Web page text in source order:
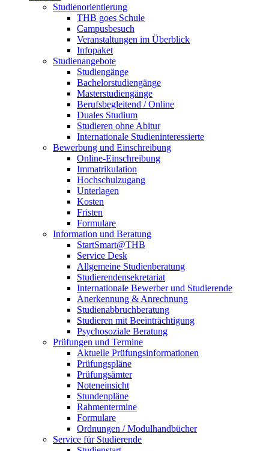
Studienorientierung
THB goes Schule
Campusbesuch
Veranstaltungen im Überblick
Infopaket
Studienangebote
Studiengänge
Bachelorstudiengänge
Masterstudiengänge
Berufsbegleitend / Online
Duales Studium
Studieren ohne Abitur
Internationale Studieninteressierte
Bewerbung und Einschreibung
Online-Einschreibung
Immatrikulation
Hochschulzugang
Unterlagen
Kosten
Fristen
Formulare
Information und Beratung
StartSmart@THB
Service Desk
Allgemeine Studienberatung
Studierendensekretariat
Internationale Bewerber und Studierende
Anerkennung & Anrechnung
Studienabbruchberatung
Studieren mit Beeinträchtigung
Psychosoziale Beratung
Prüfungen und Termine
Aktuelle Prüfungsinformationen
Prüfungspläne
Prüfungsämter
Noteneinsicht
Stundenpläne
Rahmentermine
Formulare
Ordnungen / Modulhandbücher
Service für Studierende